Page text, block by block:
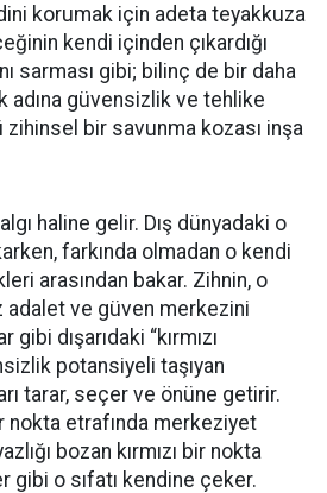
korumak için adeta teyakkuza
kendi içinden çıkardığı
sarması gibi; bilinç de bir daha
adına güvensizlik ve tehlike
zihinsel bir savunma kozası inşa
haline gelir. Dış dünyadaki o
farkında olmadan o kendi
arasından bakar. Zihnin, o
adalet ve güven merkezini
dışarıdaki “kırmızı
potansiyeli taşıyan
tarar, seçer ve önüne getirir.
nokta etrafında merkeziyet
bozan kırmızı bir nokta
gibi o sıfatı kendine çeker.